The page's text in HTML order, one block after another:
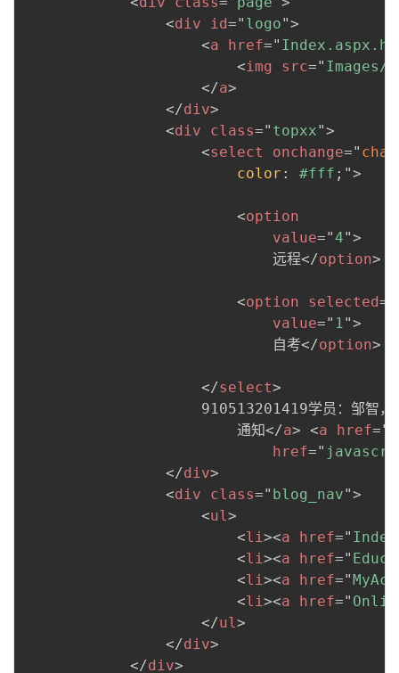
<div id=" logo">
<a href="
<img src="
</a>
</div>
<div class=" topxx">
<select onchange="
color : #fff ; ">
<option
value="4">
                            远程
</option>
<option selected=
value=" 1">
                            自考
</option>
</select>
910513201419学员：邹智，
                        通知
</a> <a href="
href="
</div>
<div class=" blog_nav">
<ul>
<li><a href="
<li><a href="
<li><a href="
<li><a href="
</ul>
</div>
</div>